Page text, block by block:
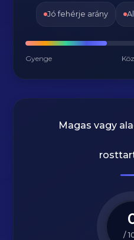
Jó fehérje arány
Gyenge
Magas vagy
/